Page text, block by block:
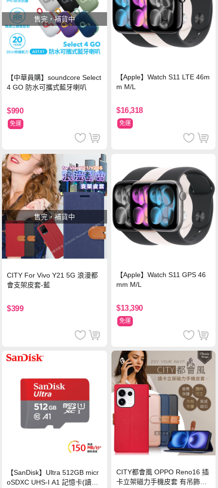
售完，補貨中
【中華員購】soundcore Select
4 GO 防水可攜式藍牙喇叭
$990
免運
【Apple】Watch S11 LTE 46m
m M/L
$16,318
免運
售完，補貨中
CITY For Vivo Y21 5G 浪漫都
會支架皮套-藍
$399
【Apple】Watch S11 GPS 46
mm M/L
$13,390
免運
【SanDisk】Ultra 512GB micr
oSDXC UHS-I A1 記憶卡(讀取
CITY都會風 OPPO Reno16 插
卡立架磁力手機皮套 有吊飾孔